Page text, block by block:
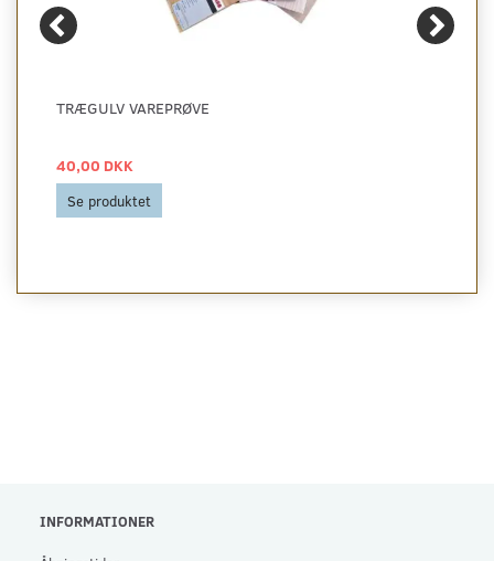
TRÆGULV VAREPRØVE
40,00 DKK
Se produktet
INFORMATIONER